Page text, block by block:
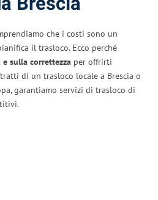
che i costi sono un
il trasloco. Ecco perché
e sulla correttezza per offrirti
di un trasloco locale a Brescia o
garantiamo servizi di trasloco di